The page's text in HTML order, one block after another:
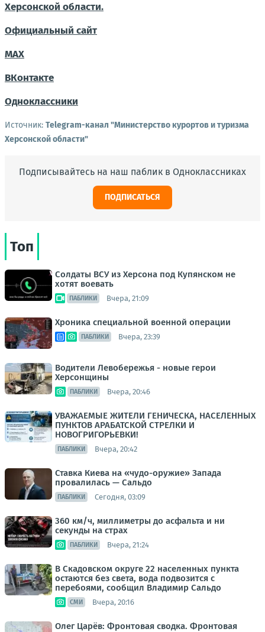
Херсонской области.
Официальный сайт
MAX
ВКонтакте
Одноклассники
Источник: Telegram-канал "Министерство курортов и туризма
Херсонской области"
Подписывайтесь на наш паблик в Одноклассниках
ПОДПИСАТЬСЯ
Топ
Солдаты ВСУ из Херсона под Купянском не
хотят воевать
ПАБЛИКИ Вчера, 21:09
Хроника специальной военной операции
ПАБЛИКИ Вчера, 23:39
Водители Левобережья - новые герои
Херсонщины
ПАБЛИКИ Вчера, 20:46
УВАЖАЕМЫЕ ЖИТЕЛИ ГЕНИЧЕСКА, НАСЕЛЕННЫХ
ПУНКТОВ АРАБАТСКОЙ СТРЕЛКИ И
НОВОГРИГОРЬЕВКИ!
ПАБЛИКИ Вчера, 20:42
Ставка Киева на «чудо-оружие» Запада
провалилась — Сальдо
ПАБЛИКИ Сегодня, 03:09
360 км/ч, миллиметры до асфальта и ни
секунды на страх
ПАБЛИКИ Вчера, 21:24
В Скадовском округе 22 населенных пункта
остаются без света, вода подвозится с
перебоями, сообщил Владимир Сальдо
СМИ Вчера, 20:16
Олег Царёв: Фронтовая сводка. Фронтовая